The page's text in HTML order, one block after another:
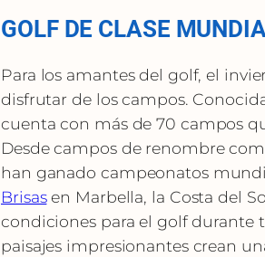
GOLF DE CLASE
Para los amantes del golf, el
disfrutar de los campos.
cuenta con más de 70 campos
Desde campos de renombre
han ganado campeonatos
Brisasen Marbella, la Costa del
condiciones para el golf durante
paisajes impresionantes crean